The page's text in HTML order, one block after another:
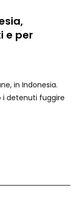
e per
in Indonesia.
i detenuti fuggire